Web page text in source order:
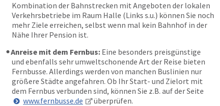
Kombination der Bahnstrecken mit Angeboten der lokalen
Verkehrsbetriebe im Raum Halle (Links s.u.) können Sie noch
mehr Ziele erreichen, selbst wenn mal kein Bahnhof in der
Nähe Ihrer Pension ist.
Anreise mit dem Fernbus: Eine besonders preisgünstige
und ebenfalls sehr umweltschonende Art der Reise bieten
Fernbusse. Allerdings werden von manchen Buslinien nur
größere Städte angefahren. Ob Ihr Start- und Zielort mit
dem Fernbus verbunden sind, können Sie z.B. auf der Seite
www.fernbusse.de
überprüfen.